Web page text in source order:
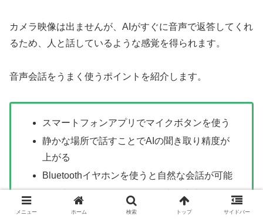
カメラ映像は出ませんが、AIがすぐに音声で返答してくれ
るため、人と話しているような感覚を得られます。
音声会話をうまく使うポイントを紹介します。
スマートフォンアプリでマイクボタンを使う
静かな場所で話すことでAIの聞き取り精度が
上がる
Bluetoothイヤホンを使うと自然な会話が可能
話し方をゆっくりにすると認識が安定する
質問を短く区切ると返答がスムーズ
メニュー ホーム 検索 トップ サイドバー